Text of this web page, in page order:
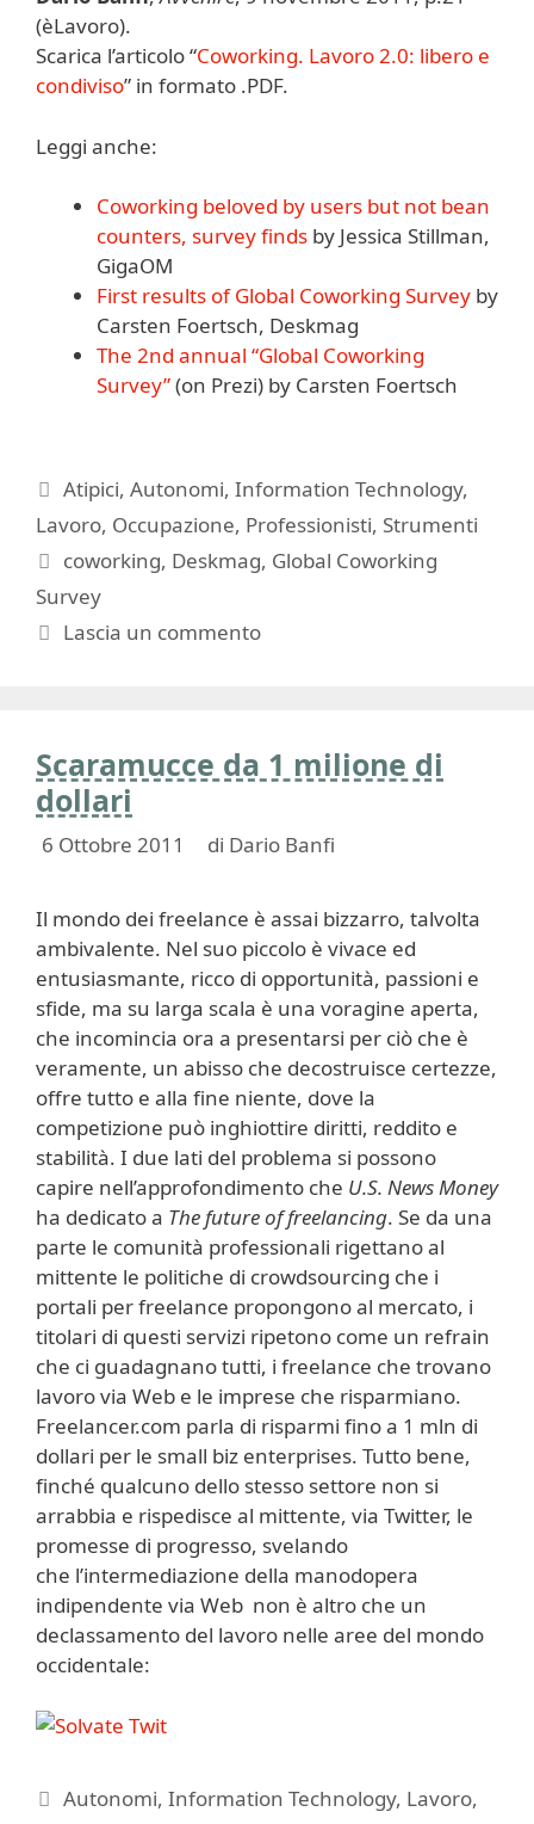
(èLavoro).
Scarica l’articolo “Coworking. Lavoro 2.0: libero e
condiviso” in formato .PDF.
Leggi anche:
Coworking beloved by users but not bean
counters, survey finds by Jessica Stillman,
GigaOM
First results of Global Coworking Survey by
Carsten Foertsch, Deskmag
The 2nd annual “Global Coworking
Survey”(on Prezi) by Carsten Foertsch
Categorie
Atipici,Autonomi,Information Technology,
Lavoro, Occupazione, Professionisti, Strumenti
Tag
coworking, Deskmag, Global Coworking
Survey
Lascia un commento
Scaramucce da 1 milione di
dollari
6 Ottobre 2011 di Dario Banfi
Il mondo dei freelance è assai bizzarro, talvolta
ambivalente. Nel suo piccolo è vivace ed
entusiasmante, ricco di opportunità, passioni e
sfide, ma su larga scala è una voragine aperta,
che incomincia ora a presentarsi per ciò che è
veramente, un abisso che decostruisce certezze,
offre tutto e alla fine niente, dove la
competizione può inghiottire diritti, reddito e
stabilità. I due lati del problema si possono
capire nell’approfondimento che U.S. News Money
ha dedicato a The future of freelancing. Se da una
parte le comunità professionali rigettano al
mittente le politiche di crowdsourcing che i
portali per freelance propongono al mercato, i
titolari di questi servizi ripetono come un refrain
che ci guadagnano tutti, i freelance che trovano
lavoro via Web e le imprese che risparmiano.
Freelancer.com parla di risparmi fino a 1 mln di
dollari per le small biz enterprises. Tutto bene,
finché qualcuno dello stesso settore non si
arrabbia e rispedisce al mittente, via Twitter, le
promesse di progresso, svelando
che l’intermediazione della manodopera
indipendente via Web non è altro che un
declassamento del lavoro nelle aree del mondo
occidentale:
Categorie
Autonomi,Information Technology, Lavoro,